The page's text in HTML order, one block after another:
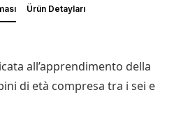
Ürün Detayları
all’apprendimento della
di età compresa tra i sei e